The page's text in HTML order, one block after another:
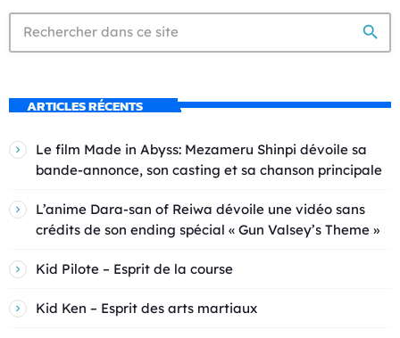
search
ARTICLES RÉCENTS
Le film Made in Abyss: Mezameru Shinpi dévoile sa
bande-annonce, son casting et sa chanson principale
L’anime Dara-san of Reiwa dévoile une vidéo sans
crédits de son ending spécial « Gun Valsey’s Theme »
Kid Pilote – Esprit de la course
Kid Ken – Esprit des arts martiaux